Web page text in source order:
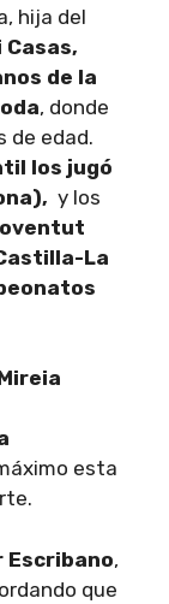
hija del
de la
, donde
de edad.
los jugó
y los
La
esta
Escribano,
que